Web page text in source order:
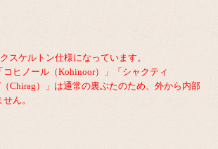
スケルトン仕様になっています。
ヒノール（Kohinoor）」「シャクティ
（Chirag）」は通常の裏ぶたのため、外から内部
ん。